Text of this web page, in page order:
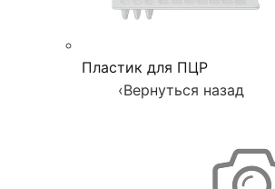
Пластик для ПЦР
‹Вернуться назад